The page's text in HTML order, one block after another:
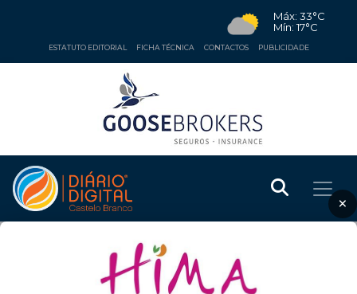
Máx: 33°C
Mín: 17°C
ESTATUTO EDITORIAL FICHA TÉCNICA CONTACTOS PUBLICIDADE
×